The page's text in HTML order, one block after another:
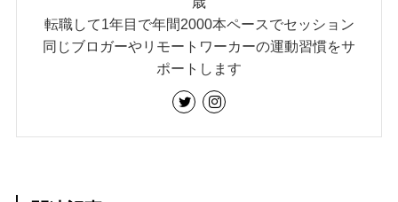
転職して1年目で年間2000本ペースでセッション
同じブロガーやリモートワーカーの運動習慣をサ
ポートします